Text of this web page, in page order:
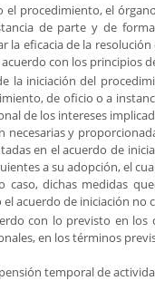
el procedimiento, el
de parte y de
la eficacia de la
acuerdo con los principios
la iniciación del
de oficio o a
de los intereses
necesarias y
en el acuerdo de
a su adopción, el
caso, dichas medidas
el acuerdo de iniciación no
con lo previsto en los
en los términos
temporal de